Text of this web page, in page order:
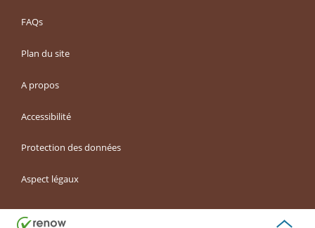
FAQs
Plan du site
A propos
Accessibilité
Protection des données
Aspect légaux